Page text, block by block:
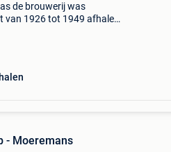
de brouwerij was
van 1926 tot 1949 afhalen
- Moeremans